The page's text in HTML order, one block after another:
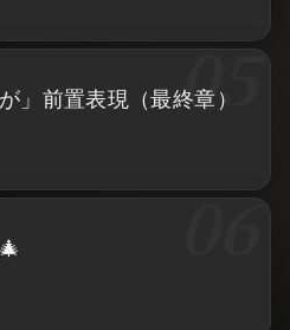
」前置表現（最終章）